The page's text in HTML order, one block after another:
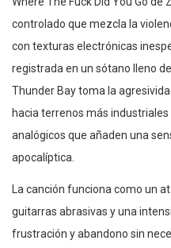
controlado que mezcla la
con texturas electrónicas
registrada en un sótano lleno
Thunder Bay toma la
hacia terrenos más
analógicos que añaden una
apocalíptica.
La canción funciona como un
guitarras abrasivas y una
frustración y abandono sin